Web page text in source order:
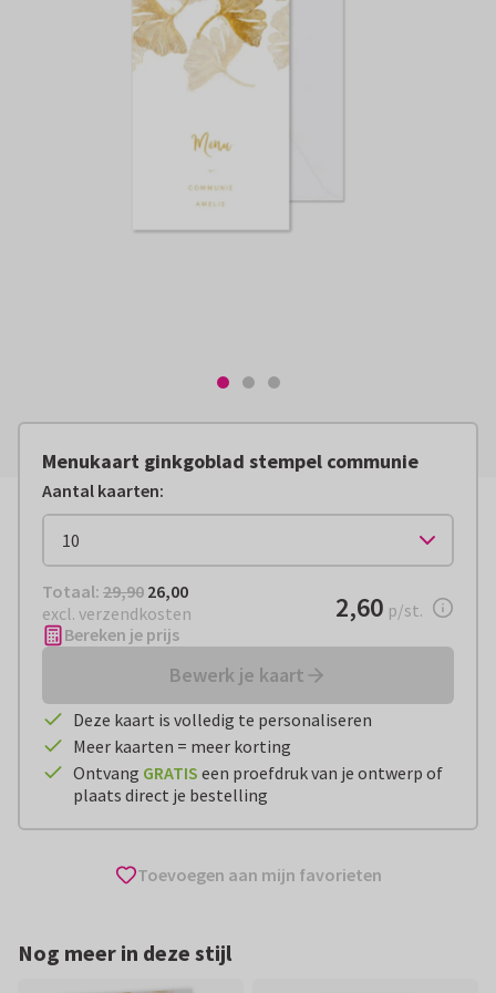
Menukaart ginkgoblad stempel communie
Aantal kaarten:
Totaal: € 26,00
Totaal: 29,90 26,00
excl. verzendkosten
€ 2,60per stuk
2,60 p/st.
Bereken je prijs
Bewerk je kaart
Deze kaart is volledig te personaliseren
Meer kaarten = meer korting
Ontvang GRATIS een proefdruk van je ontwerp of
plaats direct je bestelling
Toevoegen aan mijn favorieten
Nog meer in deze stijl